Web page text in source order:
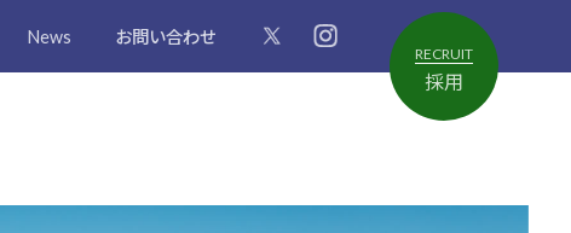
News お問い合わせ
RECRUIT
採用
成
和
を
セ
イ
ヒ
募
集